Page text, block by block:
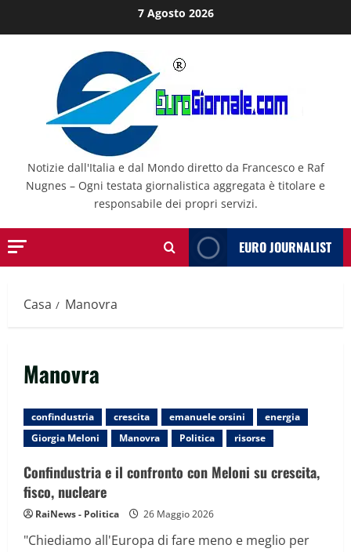
al
7 Agosto 2026
Notizie dall'Italia e dal Mondo diretto da Francesco e Raf
Nugnes – Ogni testata giornalistica aggregata è titolare e
responsabile dei propri servizi.
EURO JOURNALIST
Casa Manovra
Manovra
confindustria crescita emanuele orsini
energia
Giorgia Meloni
Manovra Politica risorse
Confindustria e il confronto con Meloni su crescita,
fisco, nucleare
RaiNews - Politica 26 Maggio 2026
"Chiediamo all'Europa di fare meno e meglio per